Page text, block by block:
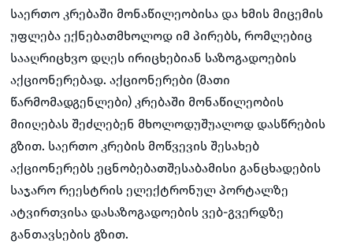
საერთო კრებაში მონაწილეობისა და ხმის მიცემის
უფლება ექნებათმხოლოდ იმ პირებს, რომლებიც
სააღრიცხვო დღეს ირიცხებიან საზოგადოების
აქციონერებად. აქციონერები (მათი
წარმომადგენლები) კრებაში მონაწილეობის
მიიღებას შეძლებენ მხოლოდუშუალოდ დასწრების
გზით. საერთო კრების მოწვევის შესახებ
აქციონერებს ეცნობებათშესაბამისი განცხადების
საჯარო რეესტრის ელექტრონულ პორტალზე
ატვირთვისა დასაზოგადოების ვებ-გვერდზე
განთავსების გზით.